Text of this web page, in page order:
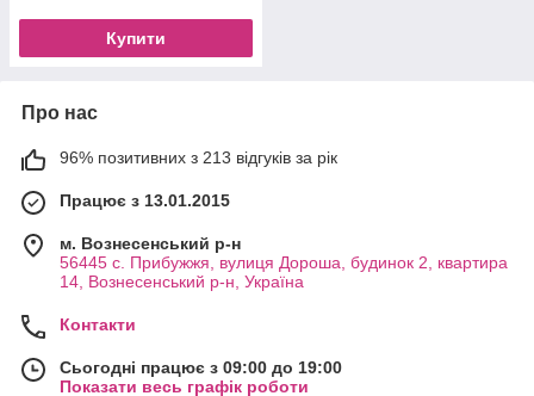
Купити
Про нас
96% позитивних з 213 відгуків за рік
Працює з 13.01.2015
м. Вознесенський р-н
56445 с. Прибужжя, вулиця Дороша, будинок 2, квартира
14, Вознесенський р-н, Україна
Контакти
Сьогодні працює з 09:00 до 19:00
Показати весь графік роботи